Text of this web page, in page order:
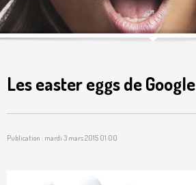
Les easter eggs de Google
Publication : mardi 3 mars 2015 01:00